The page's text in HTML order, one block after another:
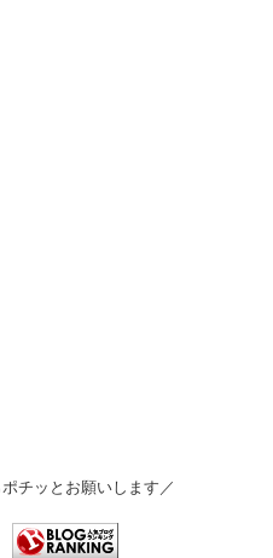
チッとお願いします／